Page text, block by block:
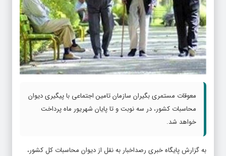
معوقات مستمری بگیران سازمان تامین اجتماعی با پیگیری دیوان
محاسبات کشور، در سه نوبت و تا پایان شهریور ماه پرداخت
خواهد شد.
به گزارش پایگاه خبری رصداخبار به نقل از دیوان محاسبات کل کشور،